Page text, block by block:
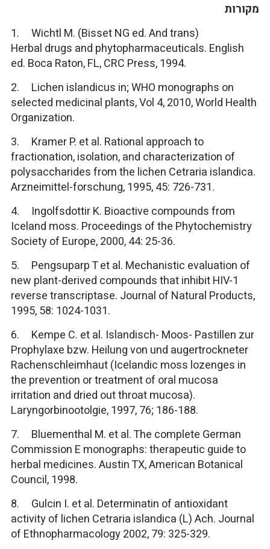
מקורות
1. Wichtl M. (Bisset NG ed. And trans)
Herbal drugs and phytopharmaceuticals. English
ed. Boca Raton, FL, CRC Press, 1994.
2. Lichen islandicus in; WHO monographs on
selected medicinal plants, Vol 4, 2010, World Health
Organization.
3. Kramer P. et al. Rational approach to
fractionation, isolation, and characterization of
polysaccharides from the lichen Cetraria islandica.
Arzneimittel-forschung, 1995, 45: 726-731.
4. Ingolfsdottir K. Bioactive compounds from
Iceland moss. Proceedings of the Phytochemistry
Society of Europe, 2000, 44: 25-36.
5. Pengsuparp T et al. Mechanistic evaluation of
new plant-derived compounds that inhibit HIV-1
reverse transcriptase. Journal of Natural Products,
1995, 58: 1024-1031.
6. Kempe C. et al. Islandisch- Moos- Pastillen zur
Prophylaxe bzw. Heilung von und augertrockneter
Rachenschleimhaut (Icelandic moss lozenges in
the prevention or treatment of oral mucosa
irritation and dried out throat mucosa).
Laryngorbinootolgie, 1997, 76; 186-188.
7. Bluementhal M. et al. The complete German
Commission E monographs: therapeutic guide to
herbal medicines. Austin TX, American Botanical
Council, 1998.
8. Gulcin I. et al. Determinatin of antioxidant
activity of lichen Cetraria islandica (L) Ach. Journal
of Ethnopharmacology 2002, 79: 325-329.